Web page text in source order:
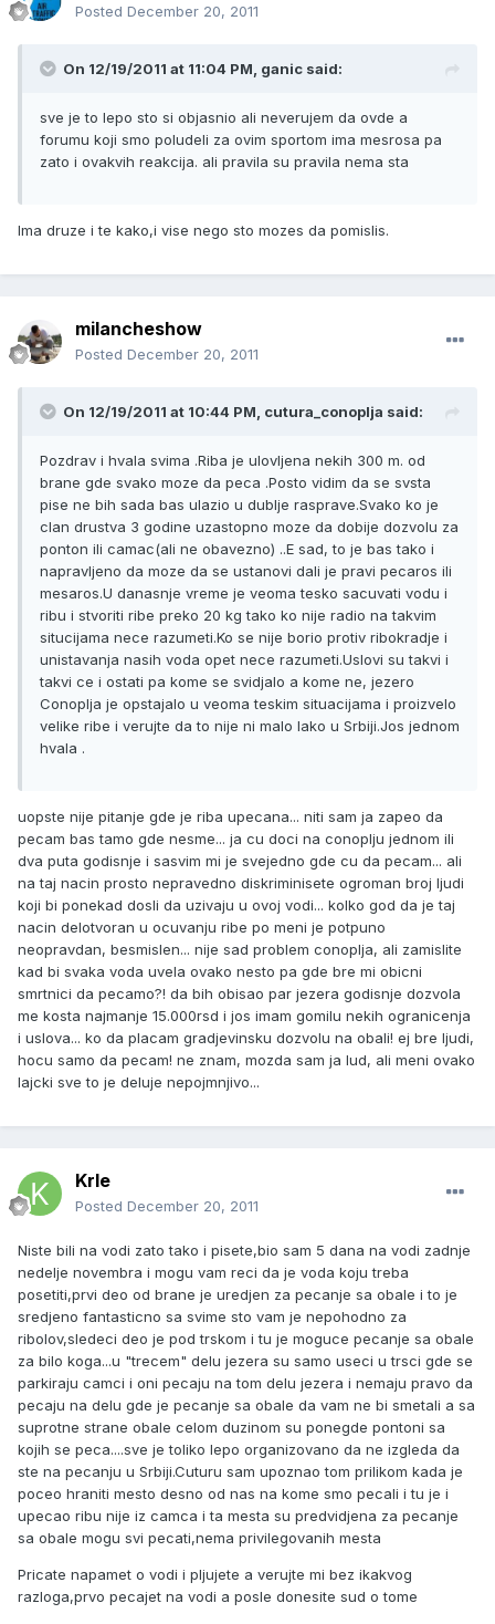
Posted December 20, 2011
On 12/19/2011 at 11:04 PM, ganic said:
sve je to lepo sto si objasnio ali neverujem da ovde a
forumu koji smo poludeli za ovim sportom ima mesrosa pa
zato i ovakvih reakcija. ali pravila su pravila nema sta
Ima druze i te kako,i vise nego sto mozes da pomislis.
milancheshow
Posted December 20, 2011
On 12/19/2011 at 10:44 PM, cutura_conoplja said:
Pozdrav i hvala svima .Riba je ulovljena nekih 300 m. od
brane gde svako moze da peca .Posto vidim da se svsta
pise ne bih sada bas ulazio u dublje rasprave.Svako ko je
clan drustva 3 godine uzastopno moze da dobije dozvolu za
ponton ili camac(ali ne obavezno) ..E sad, to je bas tako i
napravljeno da moze da se ustanovi dali je pravi pecaros ili
mesaros.U danasnje vreme je veoma tesko sacuvati vodu i
ribu i stvoriti ribe preko 20 kg tako ko nije radio na takvim
situcijama nece razumeti.Ko se nije borio protiv ribokradje i
unistavanja nasih voda opet nece razumeti.Uslovi su takvi i
takvi ce i ostati pa kome se svidjalo a kome ne, jezero
Conoplja je opstajalo u veoma teskim situacijama i proizvelo
velike ribe i verujte da to nije ni malo lako u Srbiji.Jos jednom
hvala .
uopste nije pitanje gde je riba upecana... niti sam ja zapeo da
pecam bas tamo gde nesme... ja cu doci na conoplju jednom ili
dva puta godisnje i sasvim mi je svejedno gde cu da pecam... ali
na taj nacin prosto nepravedno diskriminisete ogroman broj ljudi
koji bi ponekad dosli da uzivaju u ovoj vodi... kolko god da je taj
nacin delotvoran u ocuvanju ribe po meni je potpuno
neopravdan, besmislen... nije sad problem conoplja, ali zamislite
kad bi svaka voda uvela ovako nesto pa gde bre mi obicni
smrtnici da pecamo?! da bih obisao par jezera godisnje dozvola
me kosta najmanje 15.000rsd i jos imam gomilu nekih ogranicenja
i uslova... ko da placam gradjevinsku dozvolu na obali! ej bre ljudi,
hocu samo da pecam! ne znam, mozda sam ja lud, ali meni ovako
lajcki sve to je deluje nepojmnjivo...
Krle
Posted December 20, 2011
Niste bili na vodi zato tako i pisete,bio sam 5 dana na vodi zadnje
nedelje novembra i mogu vam reci da je voda koju treba
posetiti,prvi deo od brane je uredjen za pecanje sa obale i to je
sredjeno fantasticno sa svime sto vam je nepohodno za
ribolov,sledeci deo je pod trskom i tu je moguce pecanje sa obale
za bilo koga...u "trecem" delu jezera su samo useci u trsci gde se
parkiraju camci i oni pecaju na tom delu jezera i nemaju pravo da
pecaju na delu gde je pecanje sa obale da vam ne bi smetali a sa
suprotne strane obale celom duzinom su ponegde pontoni sa
kojih se peca....sve je toliko lepo organizovano da ne izgleda da
ste na pecanju u Srbiji.Cuturu sam upoznao tom prilikom kada je
poceo hraniti mesto desno od nas na kome smo pecali i tu je i
upecao ribu nije iz camca i ta mesta su predvidjena za pecanje
sa obale mogu svi pecati,nema privilegovanih mesta
Pricate napamet o vodi i pljujete a verujte mi bez ikakvog
razloga,prvo pecajet na vodi a posle donesite sud o tome